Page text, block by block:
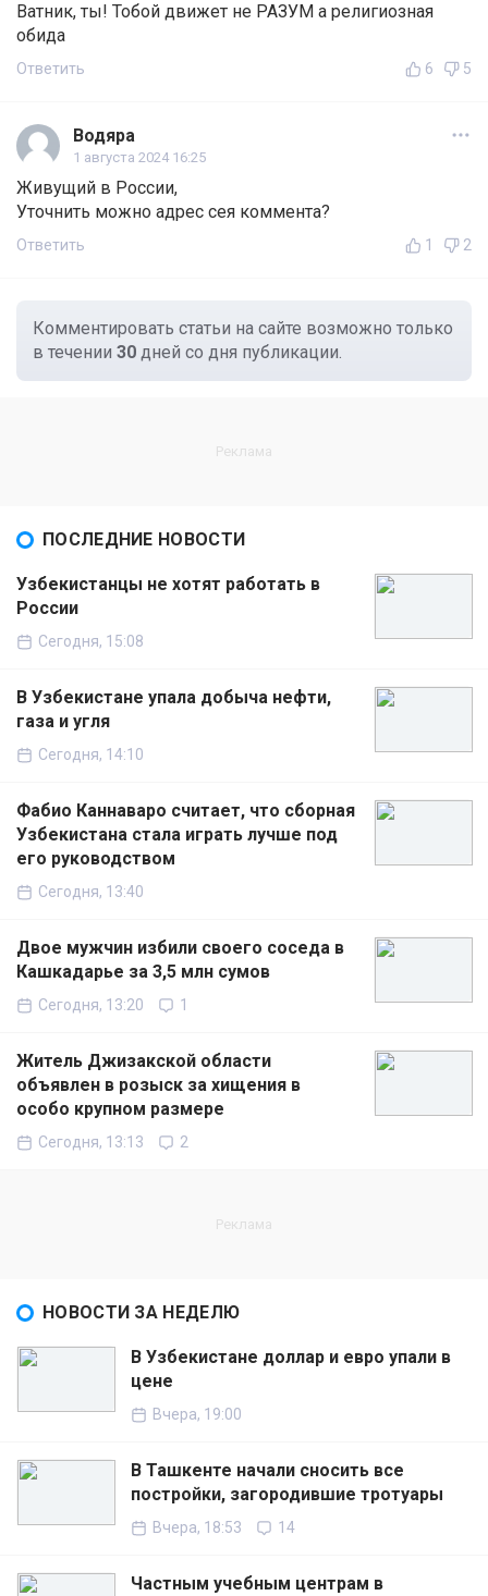
Ватник, ты! Тобой движет не РАЗУМ а религиозная
обида
Ответить 6 5
Водяра
1 августа 2024 16:25
Живущий в России,
Уточнить можно адрес сея коммента?
Ответить 1 2
Комментировать статьи на сайте возможно только
в течении 30 дней со дня публикации.
ПОСЛЕДНИЕ НОВОСТИ
Узбекистанцы не хотят работать в
России
Сегодня, 15:08
В Узбекистане упала добыча нефти,
газа и угля
Сегодня, 14:10
Фабио Каннаваро считает, что сборная
Узбекистана стала играть лучше под
его руководством
Сегодня, 13:40
Двое мужчин избили своего соседа в
Кашкадарье за 3,5 млн сумов
Сегодня, 13:20 1
Житель Джизакской области
объявлен в розыск за хищения в
особо крупном размере
Сегодня, 13:13 2
НОВОСТИ ЗА НЕДЕЛЮ
В Узбекистане доллар и евро упали в
цене
Вчера, 19:00
В Ташкенте начали сносить все
постройки, загородившие тротуары
Вчера, 18:53 14
Частным учебным центрам в